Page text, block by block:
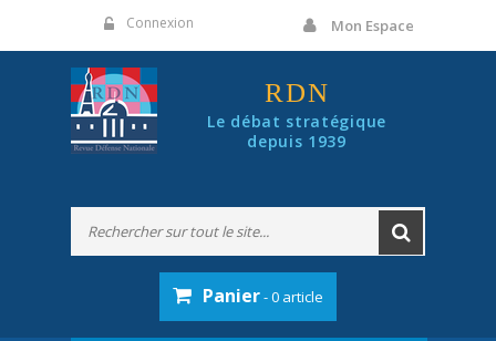
Connexion Mon Espace
RDN
Le débat stratégique
depuis 1939
Panier- 0 article